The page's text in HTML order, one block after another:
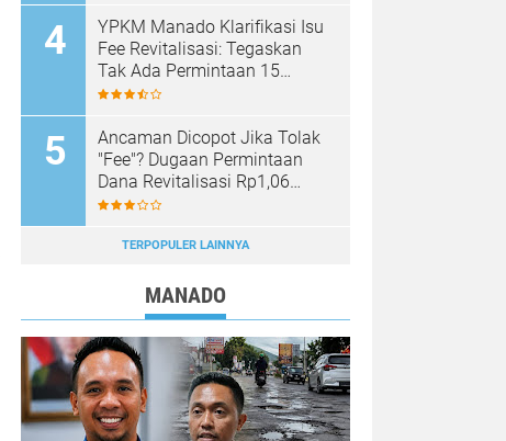
YPKM Manado Klarifikasi Isu
Fee Revitalisasi: Tegaskan
Tak Ada Permintaan 15
Persen, Pergantian Kepsek
Ancaman Dicopot Jika Tolak
"Fee"? Dugaan Permintaan
Dana Revitalisasi Rp1,06
Miliar di SMK YPKM Manado
Tipikor
TERPOPULER LAINNYA
MANADO